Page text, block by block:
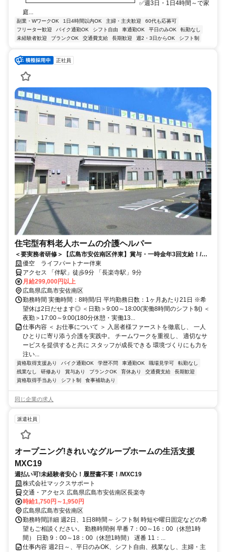
┗━━━━━━━━━━━━━━━━━┛ ✅週3日・1日4時間～で家
庭...
副業・WワークOK 1日4時間以内OK 主婦・主夫歓迎
60代も応募可
フリーター歓迎
バイク通勤OK シフト自由 車通勤OK 平日のみOK
転勤なし
未経験者歓迎
ブランクOK 交通費支給 長期歓迎 週2・3日からOK シフト制
正社員
住宅型有料老人ホームの介護ヘルパー
＜要実務者研修＞【広島市安佐南区伴東】賞与・一時金年3回支給！/完
全週休二日制/上場企業グループの介護ヘルパー社員
優空 ライフパートナー伴東
アクセス 「伴駅」徒歩9分 「長楽寺駅」9分
月給299,000円以上
広島県広島市安佐南区
勤務時間 実働時間：8時間/日 平均勤務日数：1ヶ月あたり21日 ※希
望休は2日だせます◎ ＜日勤＞9:00～18:00(実働8時間のシフト制) ＜
夜勤＞17:00～9:00(180分休憩・実働13...
仕事内容 ＜ お仕事について ＞ 入居者様ファーストを徹底し、 一人
ひとりに寄り添う介護を実践中。 チームワークを重視し、 適切なサ
ービスを提供すると共に スタッフが成長できる 環境づくりにも力を
注い...
資格取得支援あり バイク通勤OK 学歴不問 車通勤OK 職場見学可
転勤なし
残業なし
研修あり 賞与あり ブランクOK 育休あり 交通費支給
長期歓迎
資格取得手当あり
シフト制 食事補助あり
同じ企業の求人
派遣社員
オープニング!きれいなグループホームの生活支援
MXC19
週払い可!未経験者安心！履歴書不要！/MXC19
株式会社マックスサポート
交通・アクセス 広島県広島市安佐南区長楽寺
時給1,750円～1,950円
広島県広島市安佐南区
勤務時間詳細 週2日、1日8時間～ シフト制 時短や曜日固定などの希
望もご相談ください。 勤務時間例 早番 7：00～16：00（休憩1時
間） 日勤 9：00～18：00（休憩1時間） 遅番 11：...
仕事内容 週2日～、平日のみOK、シフト自由、残業なし、主婦・主